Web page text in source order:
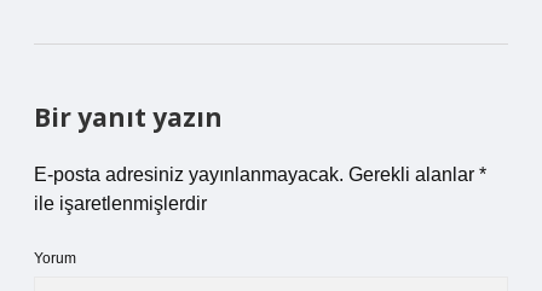
Bir yanıt yazın
E-posta adresiniz yayınlanmayacak. Gerekli alanlar *
ile işaretlenmişlerdir
Yorum